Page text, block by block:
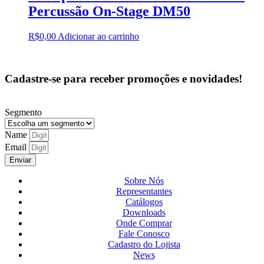
Percussão On-Stage DM50
R$0,00 Adicionar ao carrinho
Cadastre-se para receber promoções e novidades!
Segmento
Name
Email
Enviar
Sobre Nós
Representantes
Catálogos
Downloads
Onde Comprar
Fale Conosco
Cadastro do Lojista
News